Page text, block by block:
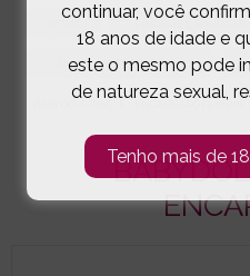
CAMISAS NOITE | BABYDOLLS
continuar, você
18 anos de idade e
este o mesmo pode
de natureza sexual,
Tenho mais de